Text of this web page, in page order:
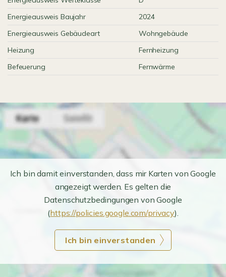
Energieausweis Baujahr
2024
Energieausweis Gebäudeart
Wohngebäude
Heizung
Fernheizung
Befeuerung
Fernwärme
Ich bin damit einverstanden, dass mir Karten von Google
angezeigt werden. Es gelten die
Datenschutzbedingungen von Google
(https://policies.google.com/privacy).
Ich bin einverstanden